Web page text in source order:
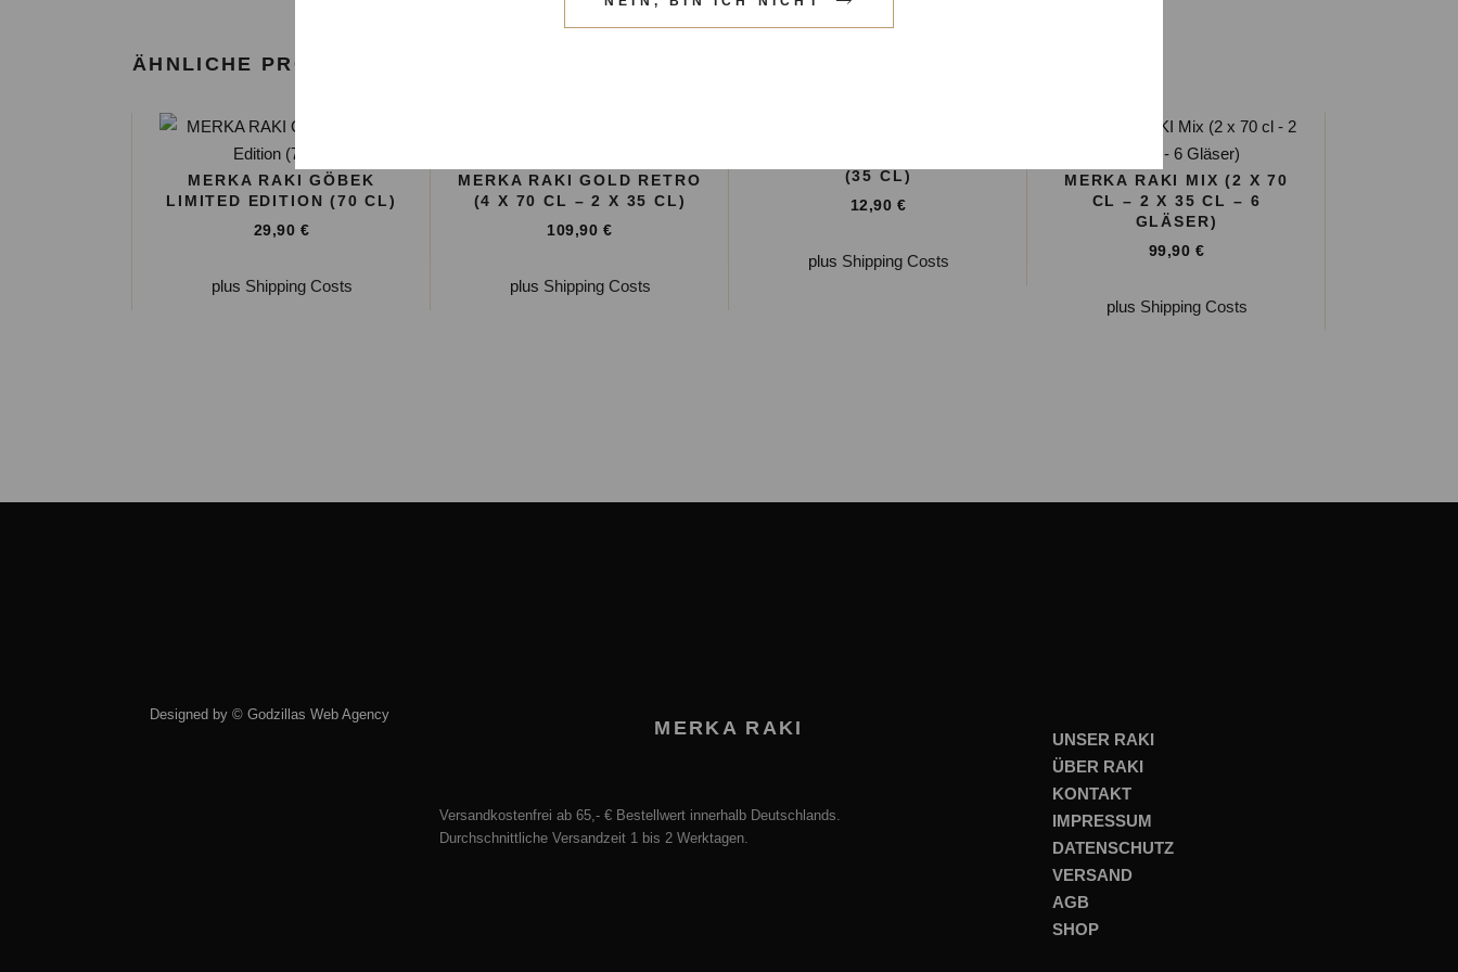
ÄHNLICHE PRODUKTE
MERKA RAKI GÖBEK
LIMITED EDITION (70 CL)
29,90 €
plus Shipping Costs
MERKA RAKI GOLD RETRO
(4 X 70 CL – 2 X 35 CL)
109,90€
plus Shipping Costs
(35 CL)
12,90 €
plus Shipping Costs
MERKA RAKI MIX (2 X 70
CL – 2 X 35 CL – 6
GLÄSER)
99,90 €
plus Shipping Costs
Designed by © Godzillas Web Agency
MERKA RAKI
Versandkostenfrei ab 65,- € Bestellwert innerhalb Deutschlands.
Durchschnittliche Versandzeit 1 bis 2 Werktagen.
UNSER RAKI
ÜBER RAKI
KONTAKT
IMPRESSUM
DATENSCHUTZ
VERSAND
AGB
SHOP